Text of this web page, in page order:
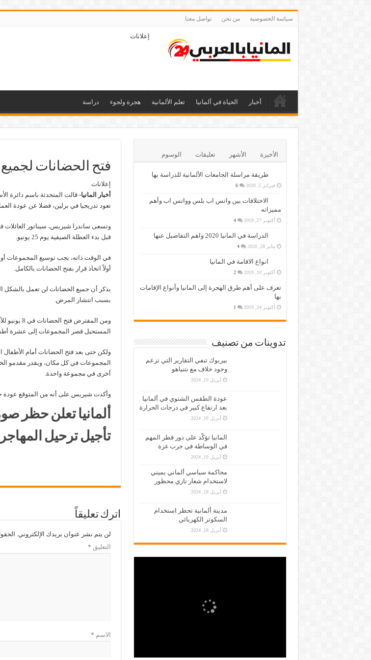
سياسة الخصوصية من نحن تواصل معنا
إعلانات
أخبار الحياة في ألمانيا تعلم الألمانية هجرة ولجوء دراسة
فتح الحضانات
إعلانات
أخبار المانيا-قالت المتحدثة باسم دائرة
تعود تدريجيا في برلين، فضلا عن عودة
وتسعى ساندرا شيريس، سيناتور
قبل بدء العطلة الصيفية يوم 25 يونيو.
في الوقت ذاته، يجب توسيع المجموعات
أولاً اتخاذ قرار بفتح الحضانات بالكامل.
بسبب انتشار المرض.
ومن
المستحيل قصر المجموعات إلى عشرة
ولكن حتى بعد فتح الحضانات أمام
أخرى في مجموعة واحدة.
وأكدت شيريس على أنه من المتوقع عودة
ألمانيا تعلن حظر
تأجيل ترحيل
اترك تعليقاً
لن يتم نشر عنوان بريدك الإلكتروني.
التعليق *
الاسم *
الأخيرة الأشهر تعليقات الوسوم
طريقة مراسلة الجامعات الألمانية للدراسة بها
فبراير 5, 2020 6
الاختلافات بين واتس اب بلس وواتس اب وأهم
مميزاته
أكتوبر 27, 2019 4
الدراسة في المانيا 2020 واهم التفاصيل عنها
يناير 28, 2020 4
انواع الاقامة في المانيا
أكتوبر 10, 2019 2
تعرف على أهم طرق الهجرة إلى المانيا وأنواع الإقامات
بها
أكتوبر 24, 2019 1
تدوينات من تصنيف
بيربوك تنفي التقارير التي تزعم
وجود خلاف مع نتنياهو
أبريل 19, 2024
عودة الطقس الشتوي في ألمانيا
بعد ارتفاع كبير في درجات الحرارة
أبريل 19, 2024
المانيا تؤكّد على دور قطر المهم
في الوساطة في حرب غزة
أبريل 19, 2024
محاكمة سياسي ألماني يميني
لاستخدام شعار نازي محظور
أبريل 18, 2024
مدينة ألمانية تحظر استخدام
السكوتر الكهربائي
أبريل 18, 2024